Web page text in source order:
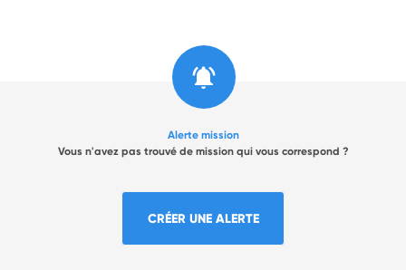
Alerte mission
Vous n'avez pas trouvé de mission qui vous correspond ?
CRÉER UNE ALERTE